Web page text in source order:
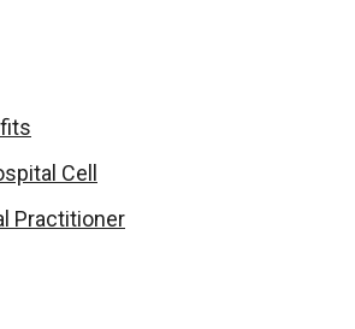
Cell
Practitioner